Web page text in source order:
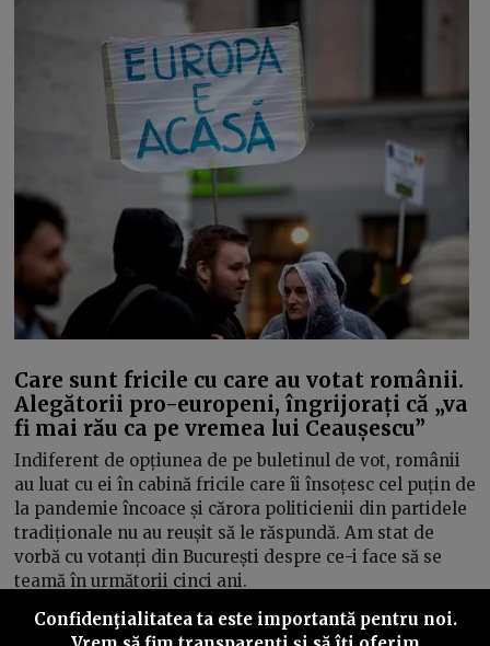
Care sunt fricile cu care au votat românii.
Alegătorii pro-europeni, îngrijorați că „va
fi mai rău ca pe vremea lui Ceaușescu”
Indiferent de opțiunea de pe buletinul de vot, românii
au luat cu ei în cabină fricile care îi însoțesc cel puțin de
la pandemie încoace și cărora politicienii din partidele
tradiționale nu au reușit să le răspundă. Am stat de
vorbă cu votanți din București despre ce-i face să se
teamă în următorii cinci ani.
Luiza Popovici 05/05/2025
Confidenţialitatea ta este importantă pentru noi.